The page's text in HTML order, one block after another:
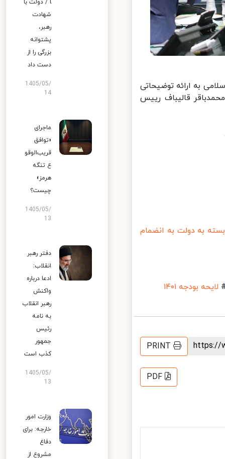
به ارائه توضیحاتی
تقدیم محمدباقر قالیباف رییس
به دولت به انضمام
لایحه بودجه ۱۴۰۱
PRINT
PDF
ا / دولت با
شهادت
رهبر،
پشتوانه
بزرگی را از
دست داد
1405/05/
14
ماجرای
«توافق
قریب‌الوقو
ع تنگه
هرمز»
چیست؟
1405/05/
13
دفتر رهبر
انقلاب:
ادعا درباره
واکنش
رهبر انقلاب
به نامه
رئیس
جمهور
کذب است
1405/05/
13
وزارت امور
خارجه: برای
دفاع
مشروع از